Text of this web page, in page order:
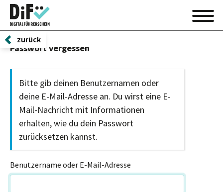
zurück
Passwort vergessen
Bitte gib deinen Benutzernamen oder
deine E-Mail-Adresse an. Du wirst eine E-
Mail-Nachricht mit Informationen
erhalten, wie du dein Passwort
zurücksetzen kannst.
Benutzername oder E-Mail-Adresse